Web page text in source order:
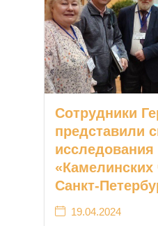
Сотрудники
представили
исследования
«Камелинских
Санкт-
19.04.2024